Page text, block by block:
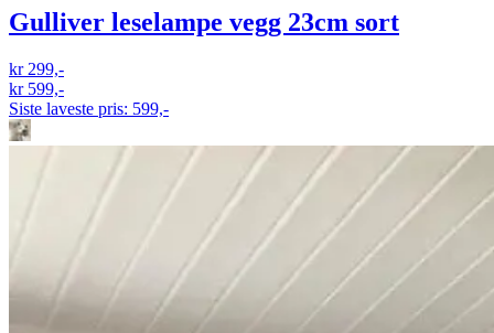
Gulliver leselampe vegg 23cm sort
kr 299,-
kr 599,-
Siste laveste pris: 599,-